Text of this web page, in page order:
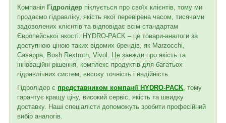
Компанія Гідролідер піклується про своїх клієнтів, тому ми
продаємо гідравліку, якість якої перевірена часом, тисячами
задоволених клієнтів та відповідає всім стандартам
Європейської якості. HYDRO-PACK – це товари-аналоги за
доступною ціною таких відомих брендів, як Marzocchi,
Casappa, Bosh Rextroth, Vivol. Це завжди про якість та
інноваційні рішення, комплекс продуктів для багатьох
гідравлічних систем, високу точність і надійність.
Гідролідер є представником компанії HYDRO-PACK , тому
гарантує кращу ціну, високий сервіс, якість та швидку
доставку. Наші спеціалісти допоможуть зробити професійний
вибір аналогів.